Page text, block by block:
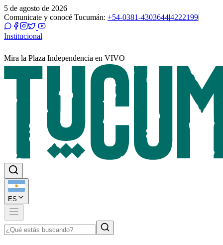
5 de agosto de 2026
Comunicate y conocé Tucumán: +54-0381-4303644|4222199|
Institucional
Mira la Plaza Independencia en VIVO
ES